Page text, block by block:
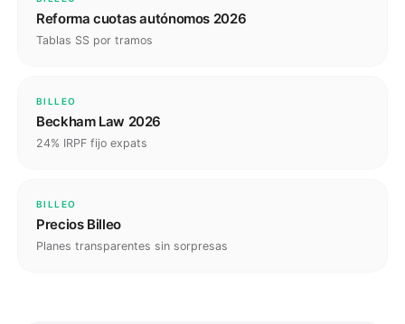
Reforma cuotas autónomos 2026
Tablas SS por tramos
BILLEO
Beckham Law 2026
24% IRPF fijo expats
BILLEO
Precios Billeo
Planes transparentes sin sorpresas